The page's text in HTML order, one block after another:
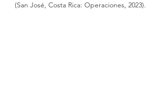
(San José, Costa Rica: Operaciones, 2023).